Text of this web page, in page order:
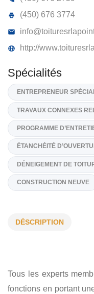
TOITURES
(450) 676 2759
http://
Spécialités
ENTREPRENEUR
PROGRAMME
CONSTRUCTION NEUVE
DÉSCRIPTION
Tous les experts
fonctions en portant